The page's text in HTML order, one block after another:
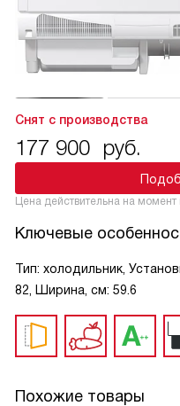
Снят с производства
177 900 руб.
Цена действительна на
Ключевые
Тип: холодильник,
82, Ширина, см: 59.6
Похожие товары